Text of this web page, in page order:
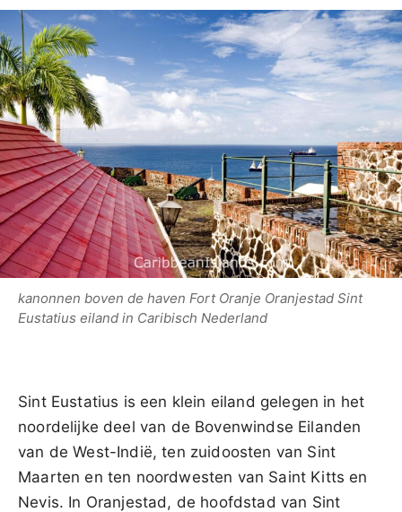
kanonnen boven de haven Fort Oranje Oranjestad Sint
Eustatius eiland in Caribisch Nederland
Sint Eustatius is een klein eiland gelegen in het
noordelijke deel van de Bovenwindse Eilanden
van de West-Indië, ten zuidoosten van Sint
Maarten en ten noordwesten van Saint Kitts en
Nevis. In Oranjestad, de hoofdstad van Sint